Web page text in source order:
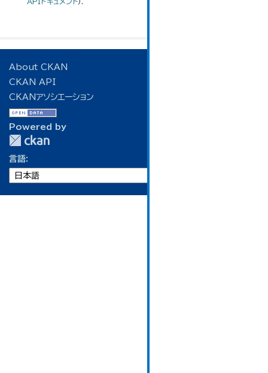
APIドキュメント).
About CKAN
CKAN API
CKANアソシエーション
Powered by
言語